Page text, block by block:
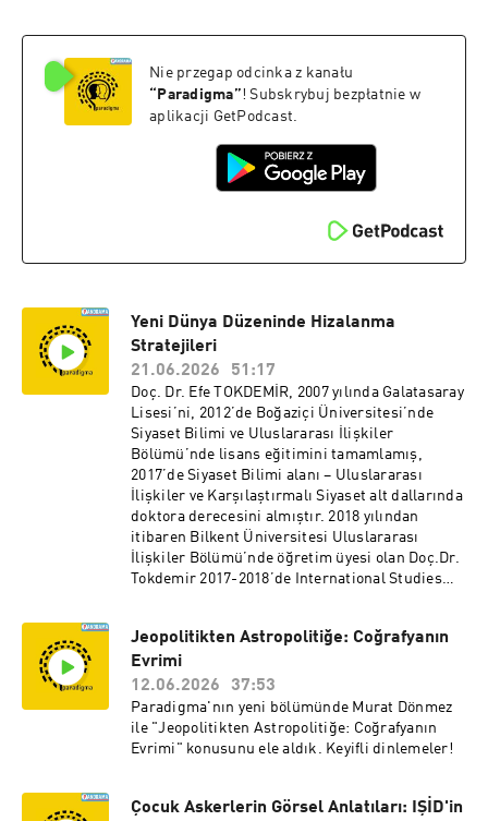
in Foreign Policy Analysis, Turkish Foreign
Policy, Security Studies, Türkiye-EU Relations,
and International Relations Theories. His
articles have appeared in Comparative
European Politics and European Politics and
Society, and his project TRUCE was awarded the
MSCA Seal of Excellence in 2025. He is one of the
"Turbulence and Ties: Türkiye, the EU, and the
Security, and Türkiye-EU relations. He also
develops simulation-based course content in
Future Studies and Strategic Foresight, as well
as in Artificial Intelligence and International
Relations.Dr. Özdemir'in doktora tezine YÖK Tez
Merkezi'nden erişilebilir. Özdemir'in son çıkan
makaleleri:https://dergipark.org.tr/en/pub/ma
rmarasbd/article/1764956https://link.springer.
com/article/10.1057/s41295-026-00491-6
olarak yayındadır.
Nie przegap odcinka z kanału
“ Paradigma”! Subskrybuj bezpłatnie w
aplikacji GetPodcast.
Yeni Dünya Düzeninde Hizalanma
Stratejileri
21.06.2026
51:17
Doç. Dr. Efe TOKDEMİR, 2007 yılında Galatasaray
Lisesi’ni, 2012’de Boğaziçi Üniversitesi’nde
Siyaset Bilimi ve Uluslararası İlişkiler
Bölümü’nde lisans eğitimini tamamlamış,
2017’de Siyaset Bilimi alanı – Uluslararası
İlişkiler ve Karşılaştırmalı Siyaset alt dallarında
doktora derecesini almıştır. 2018 yılından
itibaren Bilkent Üniversitesi Uluslararası
İlişkiler Bölümü’nde öğretim üyesi olan Doç.Dr.
Tokdemir 2017-2018’de International Studies
Security Studies’de doktora sonrası
araştırmacı, 2024-2025’te University of
Chicago’da ziyaretçi araştırmacı olarak
bulunmuştur. Doç. Dr. Efe Tokdemir’in mevcut
çalışmaları çatışma süreçleri, dış politika ve
kamuoyu, yumuşak güç ve kamu diplomasisi, iç
Akademisi tarafından verilen Genç Bilim İnsanı
Jeopolitikten Astropolitiğe: Coğrafyanın
Evrimi
12.06.2026
37:53
Paradigma'nın yeni bölümünde Murat Dönmez
ile "Jeopolitikten Astropolitiğe: Coğrafyanın
Evrimi" konusunu ele aldık. Keyifli dinlemeler!
Çocuk Askerlerin Görsel Anlatıları: IŞİD'in